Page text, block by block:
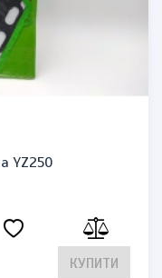
YZ250
КУПИТИ